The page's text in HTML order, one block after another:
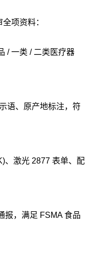
项资料：
/ 一类 / 二类医疗器
语、原产地标注，符
、激光 2877 表单、配
报，满足 FSMA 食品